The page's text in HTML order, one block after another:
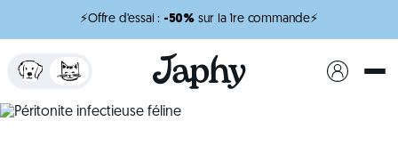
⚡Offre d'essai : -50% sur la 1re commande⚡